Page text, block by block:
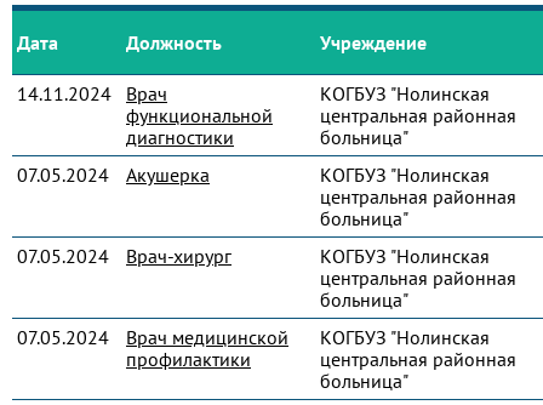
Дата Должность Учреждение
14.11.2024
Врач
функциональной
диагностики
КОГБУЗ "Нолинская
центральная районная
больница"
07.05.2024
Акушерка
КОГБУЗ "Нолинская
центральная районная
больница"
07.05.2024
Врач-хирург
КОГБУЗ "Нолинская
центральная районная
больница"
07.05.2024
Врач медицинской
профилактики
КОГБУЗ "Нолинская
центральная районная
больница"